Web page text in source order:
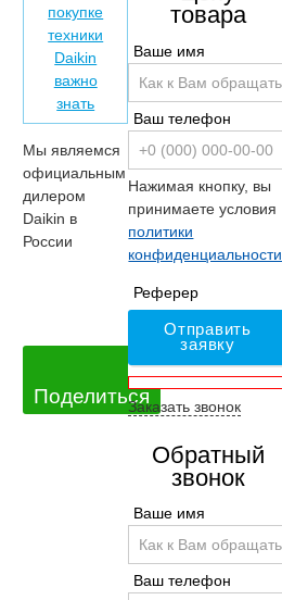
товара
Ваше имя
Ваш телефон
Нажимая кнопку, вы
принимаете условия
политики
конфиденциальности
Реферер
Отправить
заявку
Заказать звонок
Обратный
звонок
Ваше имя
Ваш телефон
покупке
техники
Daikin
важно
знать
Мы являемся
официальным
дилером
Daikin в
России
Поделиться